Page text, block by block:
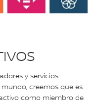
y servicios
creemos que es
como miembro de